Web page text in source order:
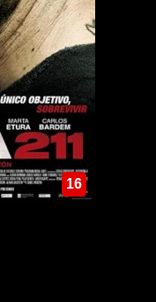
16